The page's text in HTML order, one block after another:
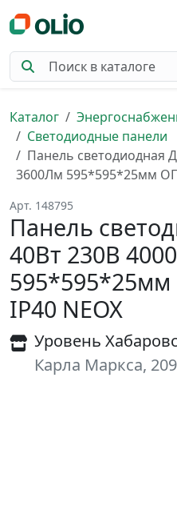
Каталог
Светодиодные панели
Панель светодиодная
3600Лм 595*595*25мм
Арт. 148795
Панель
40Вт 230В
IP40 NEOX
Уровень
Карла Маркса, 209